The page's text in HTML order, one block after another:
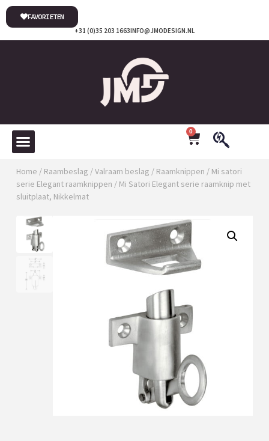
INFO@JMODESIGN.NL
+31 (0)35 203 1663
FAVORIETEN
0
Home / Raambeslag /Valraam beslag / Raamknippen / Mi satori
serie Elegant raamknippen / Mi Satori Elegant serie raamknip met
sluitplaat, Nikkelmat